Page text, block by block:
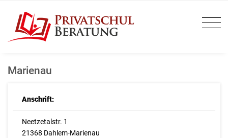
Marienau
Anschrift:
Neetzetalstr. 1
21368 Dahlem-Marienau